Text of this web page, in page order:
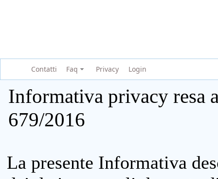
Contatti Faq Privacy Login
Informativa privacy resa
679/2016
La presente Informativa